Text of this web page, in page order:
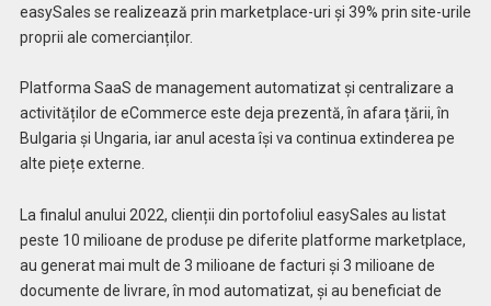
easySales se realizează prin marketplace-uri și 39% prin site-urile
proprii ale comercianților.
Platforma SaaS de management automatizat și centralizare a
activităților de eCommerce este deja prezentă, în afara țării, în
Bulgaria și Ungaria, iar anul acesta își va continua extinderea pe
alte piețe externe.
La finalul anului 2022, clienții din portofoliul easySales au listat
peste 10 milioane de produse pe diferite platforme marketplace,
au generat mai mult de 3 milioane de facturi și 3 milioane de
documente de livrare, în mod automatizat, și au beneficiat de